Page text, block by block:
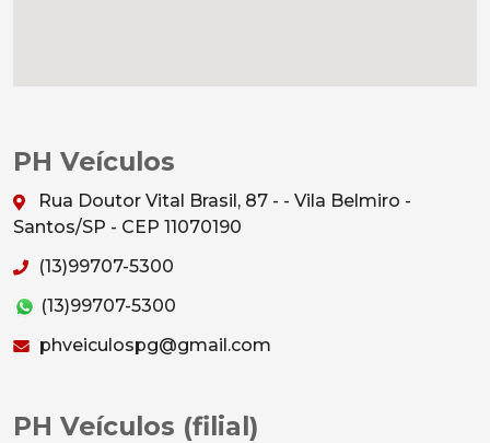
PH Veículos
Rua Doutor Vital Brasil, 87 - - Vila Belmiro -
Santos/SP - CEP 11070190
(13)99707-5300
(13)99707-5300
phveiculospg@gmail.com
PH Veículos (filial)